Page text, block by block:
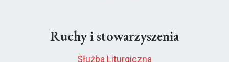
Ruchy i stowarzyszenia
Służba Liturgiczna